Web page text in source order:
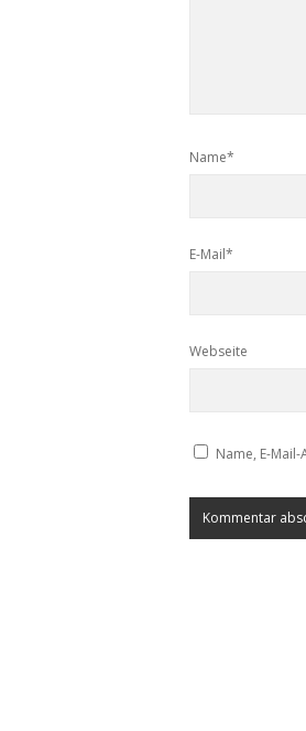
Name*
E-Mail*
Webseite
Name, E-